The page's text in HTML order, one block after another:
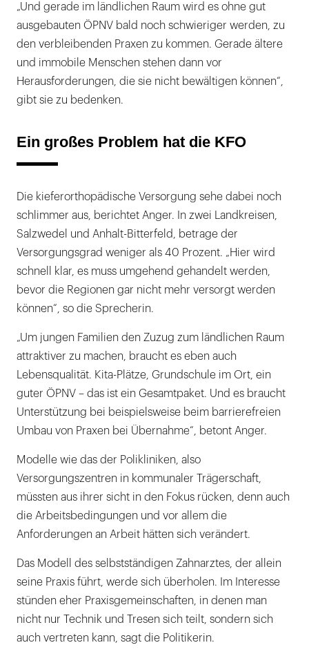
„Und gerade im ländlichen Raum wird es ohne gut
ausgebauten ÖPNV bald noch schwieriger werden, zu
den verbleibenden Praxen zu kommen. Gerade ältere
und immobile Menschen stehen dann vor
Herausforderungen, die sie nicht bewältigen können“,
gibt sie zu bedenken.
Ein großes Problem hat die KFO
Die kieferorthopädische Versorgung sehe dabei noch
schlimmer aus, berichtet Anger. In zwei Landkreisen,
Salzwedel und Anhalt-Bitterfeld, betrage der
Versorgungsgrad weniger als 40 Prozent. „Hier wird
schnell klar, es muss umgehend gehandelt werden,
bevor die Regionen gar nicht mehr versorgt werden
können“, so die Sprecherin.
„Um jungen Familien den Zuzug zum ländlichen Raum
attraktiver zu machen, braucht es eben auch
Lebensqualität. Kita-Plätze, Grundschule im Ort, ein
guter ÖPNV – das ist ein Gesamtpaket. Und es braucht
Unterstützung bei beispielsweise beim barrierefreien
Umbau von Praxen bei Übernahme“, betont Anger.
Modelle wie das der Polikliniken, also
Versorgungszentren in kommunaler Trägerschaft,
müssten aus ihrer sicht in den Fokus rücken, denn auch
die Arbeitsbedingungen und vor allem die
Anforderungen an Arbeit hätten sich verändert.
Das Modell des selbstständigen Zahnarztes, der allein
seine Praxis führt, werde sich überholen. Im Interesse
stünden eher Praxisgemeinschaften, in denen man
nicht nur Technik und Tresen sich teilt, sondern sich
auch vertreten kann, sagt die Politikerin.